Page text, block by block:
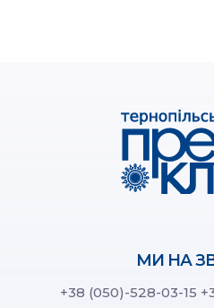
МИ НА
+38 (050)-528-03-15